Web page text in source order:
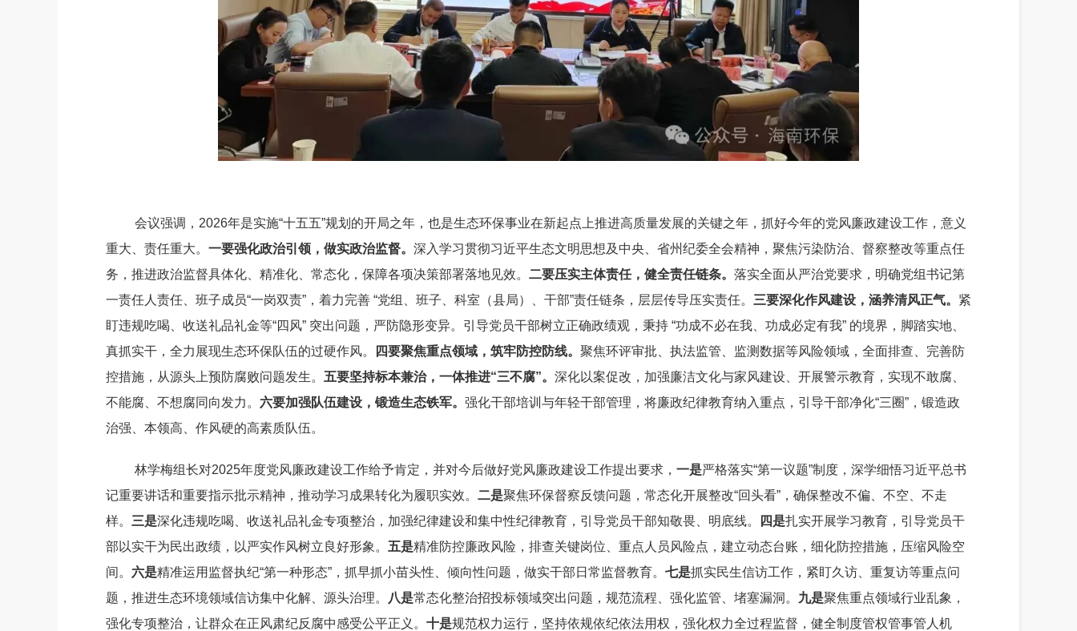
会议强调， 2026年是实施“十五五”规划的开局之年，也是生态环保事业在新起点上推进高质量发展的关键之年，抓好今年的党风廉政建设工作，意义
重大、责任重大。 一要强化政治引领，做实政治监督。 深入学习贯彻习近平生态文明思想及中央、省州纪委全会精神，聚焦污染防治、督察整改等重点任
务，推进政治监督具体化、精准化、常态化，保障各项决策部署落地见效。 二要压实主体责任，健全责任链条。 落实全面从严治党要求，明确党组书记第
一责任人责任、班子成员“一岗双责”，着力完善 “党组、班子、科室（县局）、干部”责任链条，层层传导压实责任。 三要深化作风建设，涵养清风正气。 紧
盯违规吃喝、收送礼品礼金等“四风” 突出问题，严防隐形变异。引导党员干部树立正确政绩观，秉持 “功成不必在我、功成必定有我” 的境界，脚踏实地、
真抓实干，全力展现生态环保队伍的过硬作风。
四要聚焦重点领域，筑牢防控防线。 聚焦环评审批、执法监管、监测数据等风险领域，全面排查、完善防
控措施， 从源头上预防腐败问题发生。 五要坚持标本兼治，一体推进“三不腐”。 深化以案促改，加强廉洁文化与家风建设、开展警示教育，实现不敢腐、
不能腐、不想腐同向发力。 六要加强队伍建设，锻造生态铁军。 强化干部培训与年轻干部管理 ， 将廉政纪律教育纳入重点，引导干部净化“三圈” ，锻造政
治强、本领高、作风硬的高素质队伍。
林学梅组长对2025年度党风廉政建设工作给予肯定，并对今后做好党风廉政建设工作提出要求 ， 一是严格落实“第一议题”制度，深学细悟习近平总书
记重要讲话和重要指示批示精神，推动学习成果转化为履职实效。 二是聚焦环保督察反馈问题，常态化开展整改“回头看” ，确保整改不偏、不空、不走
样。 三是深化违规吃喝、收送礼品礼金专项整治，加强纪律建设和集中性纪律教育，引导党员干部知敬畏、明底线。 四是扎实开展学习教育，引导党员干
部以实干为民出政绩，以严实作风树立良好形象。 五是精准防控廉政风险，排查关键岗位、重点人员风险点，建立动态台账，细化防控措施，压缩风险空
间。 六是精准运用监督执纪“第一种形态” ，抓早抓小苗头性、倾向性问题，做实干部日常监督教育。 七是抓实民生信访工作，紧盯久访、重复访等重点问
题，推进生态环境领域信访集中化解、源头治理。
八是常态化整治招投标领域突出问题，规范流程、强化监管、堵塞漏洞。 九是聚焦重点领域行业乱象，
强化专项整治，让群众在正风肃纪反腐中感受公平正义。 十是规范权力运行，坚持依规依纪依法用权，强化权力全过程监督，健全制度管权管事管人机